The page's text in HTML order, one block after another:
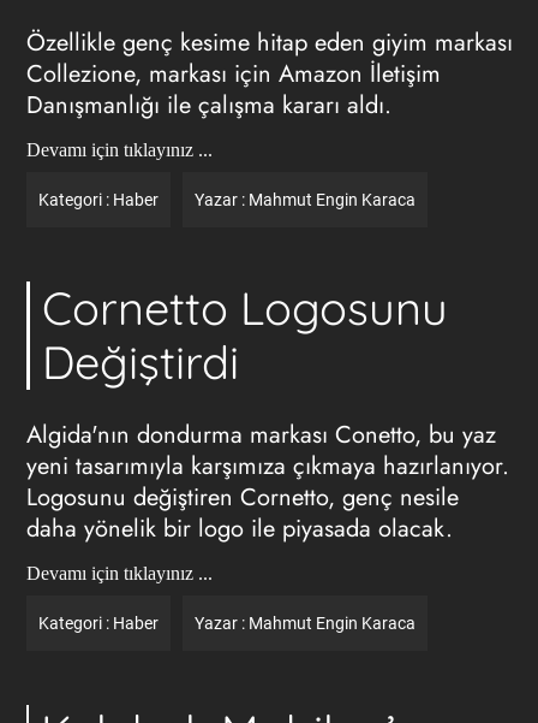
Özellikle genç kesime hitap eden giyim markası
Collezione, markası için Amazon İletişim
Danışmanlığı ile çalışma kararı aldı.
Devamı için tıklayınız ...
Kategori : Haber Yazar : Mahmut Engin Karaca
Cornetto Logosunu
Değiştirdi
Algida'nın dondurma markası Conetto, bu yaz
yeni tasarımıyla karşımıza çıkmaya hazırlanıyor.
Logosunu değiştiren Cornetto, genç nesile
daha yönelik bir logo ile piyasada olacak.
Devamı için tıklayınız ...
Kategori : Haber Yazar : Mahmut Engin Karaca